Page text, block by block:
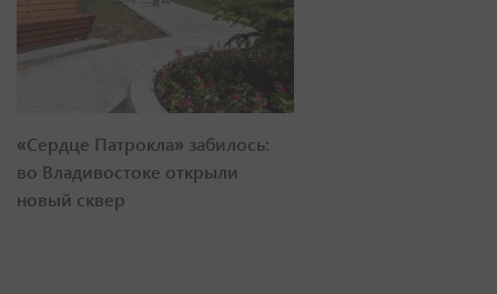
«Сердце Патрокла» забилось:
во Владивостоке открыли
новый сквер